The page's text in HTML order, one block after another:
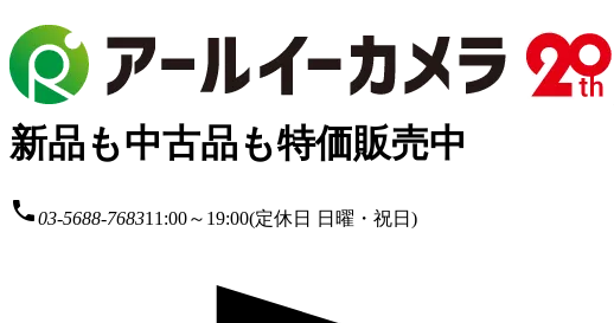
新品も中古品も特価販売中
local_phone03-5688-768311:00～19:00(定休日 日曜・祝日)